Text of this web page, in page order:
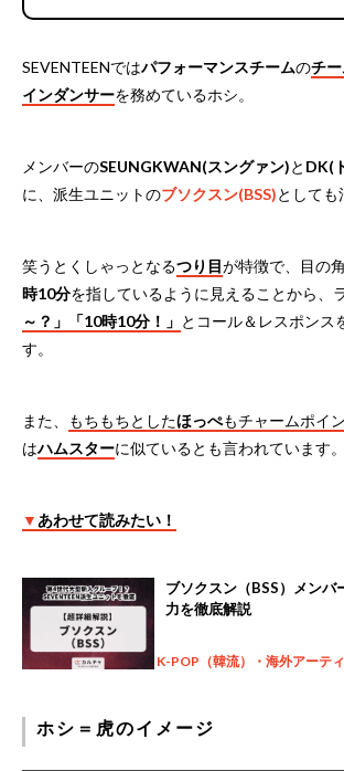
SEVENTEENではパフォーマンスチームのチ
インダンサーを務めているホシ。
メンバーのSEUNGKWAN(スングァン)と DK(
に、派生ユニットのブソクスン(BSS)としても
笑うとくしゃっとなるつり目が特徴で、目の
時10分を指しているように見えることから、
～？」「10時10分！」 とコール＆レスポンス
す。
また、 もちもちとしたほっぺもチャームポイ
はハムスターに似ているとも言われています。
▼ あわせて読みたい！
ブソクスン（BSS）メンバ
力を徹底解説
K-POP（韓流）・海外アーテ
ホシ＝虎のイメージ